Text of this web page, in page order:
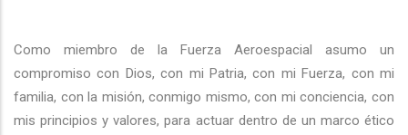
Como miembro de la Fuerza Aeroespacial asumo un
compromiso con Dios, con mi Patria, con mi Fuerza, con mi
familia, con la misión, conmigo mismo, con mi conciencia, con
mis principios y valores, para actuar dentro de un marco ético